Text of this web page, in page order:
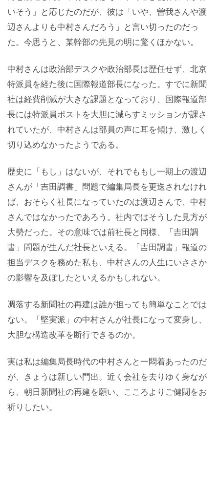
いそう」と応じたのだが、彼は「いや、曽我さんや渡
辺さんよりも中村さんだろう」と言い切ったのだっ
た。今思うと、某幹部の先見の明に驚くほかない。
中村さんは政治部デスクや政治部長は歴任せず、北京
特派員を経た後に国際報道部長になった。すでに新聞
社は経費削減が大きな課題となっており、国際報道部
長には特派員ポストを大胆に減らすミッションが課さ
れていたが、中村さんは部員の声に耳を傾け、激しく
切り込めなかったようである。
歴史に「もし」はないが、それでももし一期上の渡辺
さんが「吉田調書」問題で編集局長を更迭されなけれ
ば、おそらく社長になっていたのは渡辺さんで、中村
さんではなかったであろう。社内ではそうした見方が
大勢だった。その意味では前社長と同様、「吉田調
書」問題が生んだ社長といえる。「吉田調書」報道の
担当デスクを務めた私も、中村さんの人生にいささか
の影響を及ぼしたといえるかもしれない。
凋落する新聞社の再建は誰が担っても簡単なことでは
ない。「堅実派」の中村さんが社長になって変身し、
大胆な構造改革を断行できるのか。
実は私は編集局長時代の中村さんと一悶着あったのだ
が、きょうは新しい門出。近く会社を去りゆく身なが
ら、朝日新聞社の再建を願い、こころよりご健闘をお
祈りしたい。